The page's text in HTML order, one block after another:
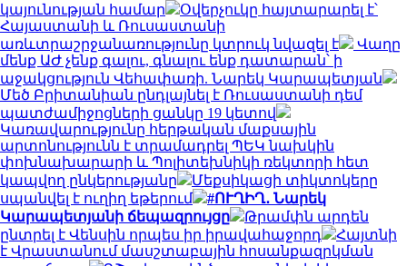
կայունության համար
Օվերչուկը հայտարարել է՝
Հայաստանի և Ռուսաստանի
առևտրաշրջանառությունը կտրուկ նվազել է
Վաղը
մենք ԱԺ չենք գալու, գնալու ենք դատարան՝ ի
աջակցություն Վեհափառի. Նարեկ Կարապետյան
Մեծ Բրիտանիան ընդլայնել է Ռուսաստանի դեմ
պատժամիջոցների ցանկը 19 կետով
Կառավարությունը հերթական մաքսային
արտոնությունն է տրամադրել ՊԵԿ նախկին
փոխնախարարի և Պոլիտեխնիկի ռեկտորի հետ
կապվող ընկերությանը
Մեքսիկացի տիկտոկերը
սպանվել է ուղիղ եթերում
#ՈՒՂԻՂ․ Նարեկ
Կարապետյանի ճեպազրույցը
Թրամփն արդեն
ընտրել է Վենսին որպես իր իրավահաջորդ
Հայտնի
է Վրաստանում մասշտաբային հոսանքազրկման